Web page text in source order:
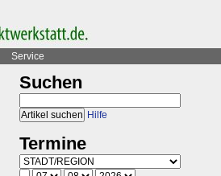
Service
Suchen
Hilfe
Termine